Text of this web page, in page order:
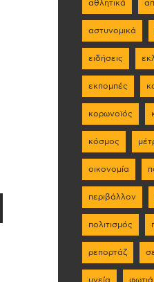
αθλητικά
αστυνομικά
ειδήσεις
εκπομπές
κορωνοϊός
κόσμος
οικονομία
περιβάλλον
πολιτισμός
ρεπορτάζ
υγεία φωτιά